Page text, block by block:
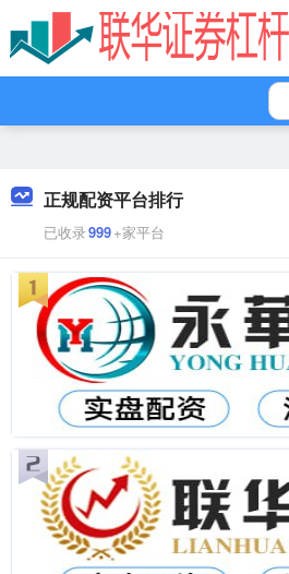
正规配资平台排行
已收录999+家平台